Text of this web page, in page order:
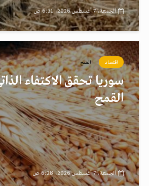
الجمعة، 7 أغسطس 2026، 6:31 ص
اقتصاد القمح
سوريا تحقق الاكتفاء
القمح
الجمعة، 7 أغسطس 2026، 6:28 ص